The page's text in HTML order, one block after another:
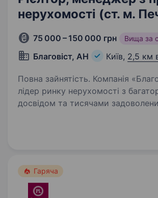
нерухомості (ст. м.
75 000 – 150 000 грн Вища за
Благовіст, АН Київ, 2,5 км
Повна зайнятість. Компанія «Благовіст» —
лідер ринку нерухомості з
досвідом та тисячами
Гаряча